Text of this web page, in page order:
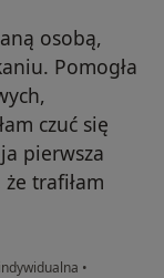
osobą,
Pomogła
czuć się
pierwsza
trafiłam
•